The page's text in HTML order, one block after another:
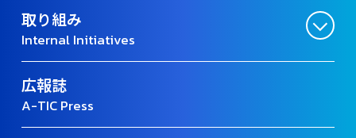
取り組み
Internal Initiatives
広報誌
A-TIC Press